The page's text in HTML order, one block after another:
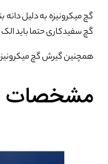
گچ میکرونیزه به دلیل
گچ سفیدکاری حتما باید
همچنین گیرش گچ
مشخصات